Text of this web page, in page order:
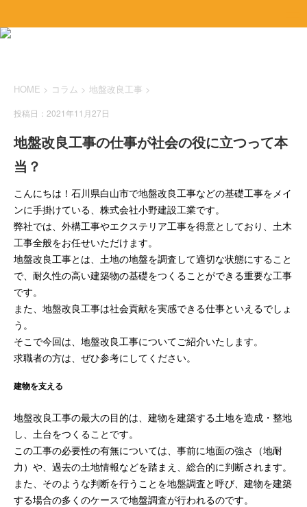
HOME > コラム > 地盤改良工事 >
投稿日：2021年11月27日
地盤改良工事の仕事が社会の役に立つって本
当？
こんにちは！石川県白山市で地盤改良工事などの基礎工事をメイ
ンに手掛けている、株式会社小野建設工業です。
弊社では、外構工事やエクステリア工事を得意としており、土木
工事全般をお任せいただけます。
地盤改良工事とは、土地の地盤を調査して適切な状態にすること
で、耐久性の高い建築物の基礎をつくることができる重要な工事
です。
また、地盤改良工事は社会貢献を実感できる仕事といえるでしょ
う。
そこで今回は、地盤改良工事についてご紹介いたします。
求職者の方は、ぜひ参考にしてください。
建物を支える
地盤改良工事の最大の目的は、建物を建築する土地を造成・整地
し、土台をつくることです。
この工事の必要性の有無については、事前に地面の強さ（地耐
力）や、過去の土地情報などを踏まえ、総合的に判断されます。
また、そのような判断を行うことを地盤調査と呼び、建物を建築
する場合の多くのケースで地盤調査が行われるのです。